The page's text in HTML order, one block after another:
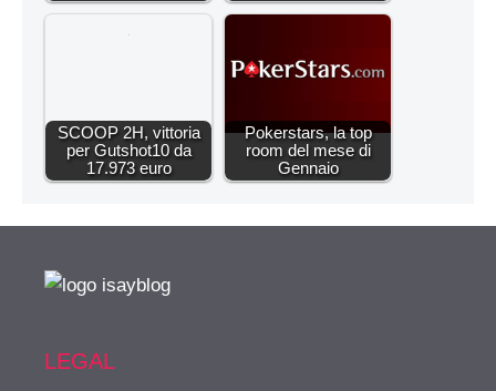
SCOOP 2H, vittoria
per Gutshot10 da
17.973 euro
Pokerstars, la top
room del mese di
Gennaio
LEGAL